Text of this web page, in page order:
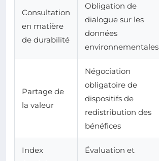
Consultation
en matière
de durabilité
Obligation de
dialogue sur les
données
environnementales
Partage de
la valeur
Négociation
obligatoire de
dispositifs de
redistribution des
bénéfices
Index
Évaluation et